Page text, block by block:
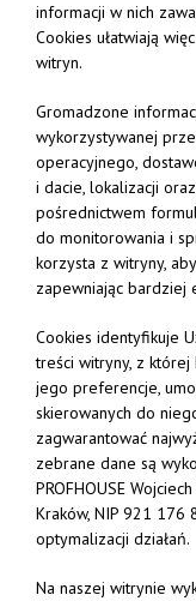
informacji w nich
Cookies ułatwiają
witryn.
Gromadzone
wykorzystywanej
operacyjnego,
i dacie, lokalizacji
pośrednictwem
do monitorowania i
korzysta z witryny,
zapewniając bardziej
Cookies identyfikuje
treści witryny, z
jego preferencje,
skierowanych do
zagwarantować
zebrane dane są
PROFHOUSE
Kraków, NIP 921 176
optymalizacji działań.
Na naszej witrynie